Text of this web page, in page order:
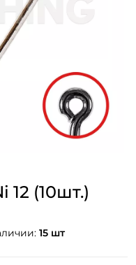
12 (10шт.)
15 шт